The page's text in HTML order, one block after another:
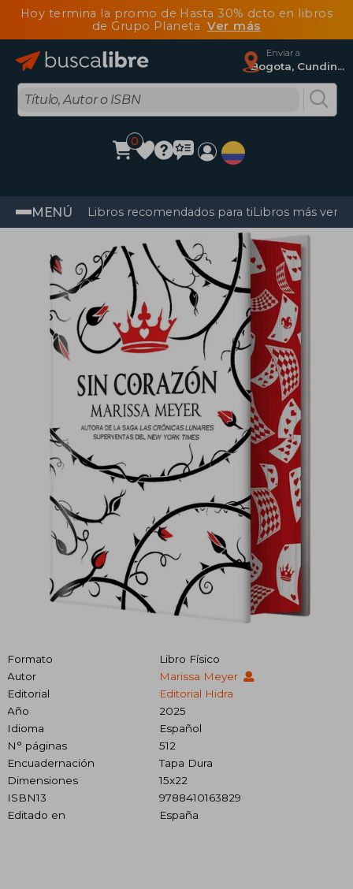
Hoy termina la promo de Hasta 30% dcto en libros
de Grupo Planeta Ver más
Enviar a
Bogota, Cundinamarca
0
MENÚ Libros recomendados para tiLibros más
Formato
Libro Físico
Autor
Marissa Meyer
Editorial
Editorial Hidra
Año
2025
Idioma
Español
N° páginas
512
Encuadernación
Tapa Dura
Dimensiones
15x22
ISBN13
9788410163829
Editado en
España